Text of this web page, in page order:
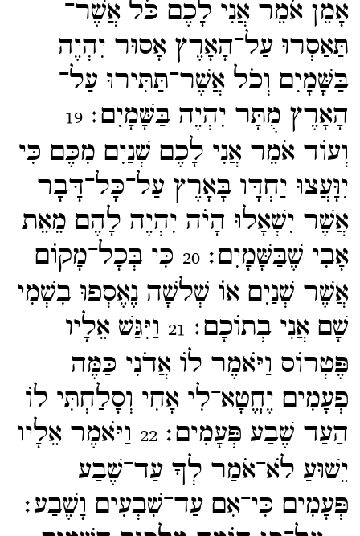
אָמֵן אֹמֵר אֲנִי לָכֶם כֹּל אֲשֶׁר־​
תַּאַסְרוּ עַל־​הָאָרֶץ אָסוּר יִהְיֶה
בַּשָּׁמָיִם וְכֹל אֲשֶׁר־​תַּתִּירוּ עַל־​
הָאָרֶץ מֻתָּר יִהְיֶה בַּשָּׁמָיִם׃19
וְעוֹד אֹמֵר אֲנִי לָכֶם שְׁנַיִם מִכֶּם כִּי
יִוָּעֲצוּ יַחְדָּו בָּאָרֶץ עַל־​כָּל־​דָּבָר
אֲשֶׁר יִשְׁאָלוּ הָיֹה יִהְיֶה לָהֶם מֵאֵת
אָבִי שֶׁבַּשָּׁמָיִם׃20 כִּי בְּכָל־​מָקוֹם
אֲשֶׁר שְׁנַיִם אוֹ שְׁלשָׁה נֶאֶסְפוּ בִשְׁמִי
שָׁם אֲנִי בְתוֹכָם׃ 21 וַיִּגַּשׁ אֵלָיו
פֶּטְרוֹס וַיֹּאמֶר לוֹ אֲדֹנִי כַּמֶּה
פְעָמִים יֶחֱטָא־​לִי אָחִי וְסָלַחְתִּי לוֹ
הַעַד שֶׁבַע פְּעָמִים׃22 וַיֹּאמֶר אֵלָיו
יֵשׁוּעַ לֹא־​אֹמַר לְךָ עַד־​שֶׁבַע
פְּעָמִים כִּי־​אִם עַד־​שִׁבְעִים וָשֶׁבַע׃